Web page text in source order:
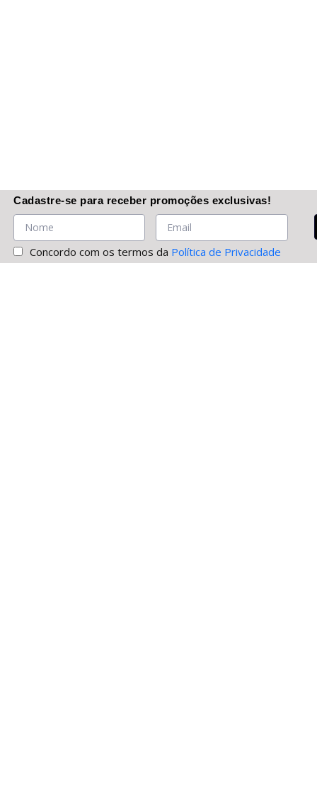
Cadastre-se para receber promoções exclusivas!
Concordo com os termos da Política de Privacidade